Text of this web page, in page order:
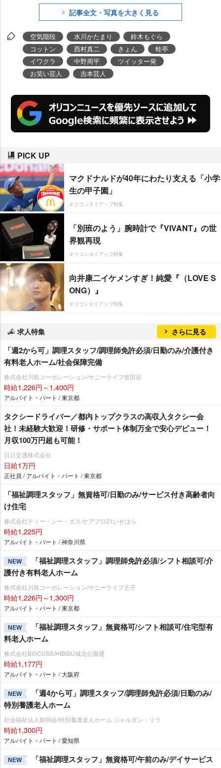
記事全文・写真を大きく見る
空気階段 水川かたまり
鈴木もぐら
コットン
西村真二 きょん
蛙亭
イワクラ
中野周平
ツイッター発
お笑い芸人
吉本芸人
PICK UP
マクドナルドが40年にわたり支える「小学
生の甲子園」
オリコンタイアップ特集
「別班のよう」腕時計で『VIVANT』の世
界観再現
オリコンタイアップ特集
向井康二イケメンすぎ！純愛『（LOVE S
ONG）』
オリコンタイアップ特集
求人特集 さらに見る
「週2から可」調理スタッフ/調理師免許必須/日勤のみ/介護付き
有料老人ホーム/社会保障完備
株式会社川島コーポレーション/サニーライフ世田谷
時給1,226円～1,400円
アルバイト・パート / 東京都
タクシードライバー／都内トップクラスの高収入タクシー会
社！未経験大歓迎！研修・サポート体制万全で安心デビュー！
月収100万円超も可能！
日日交通株式会社
日給1万円
正社員 / アルバイト・パート / 東京都
「福祉調理スタッフ」無資格可/日勤のみ/サービス付き高齢者向
け住宅
株式会社ティー・シー・エス/ケアプロ21いせはら
時給1,225円
アルバイト・パート / 神奈川県
NEW
「福祉調理スタッフ」調理師免許必須/シフト相談可/介
護付き有料老人ホーム
株式会社川島コーポレーション/サニーライフ王子
時給1,226円～1,300円
アルバイト・パート / 東京都
NEW
「福祉調理スタッフ」無資格可/シフト相談可/住宅型有
料老人ホーム
株式会社BISCUSS/HIBISU城北公園通
時給1,177円
アルバイト・パート / 大阪府
NEW
「週4から可」調理スタッフ/調理師免許必須/日勤のみ/
特別養護老人ホーム
社会福祉法人順明会/特別養護老人ホーム ジャルダン・リラ
時給1,300円
アルバイト・パート / 愛知県
NEW 「福祉調理スタッフ」無資格可/午前のみ/デイサービス